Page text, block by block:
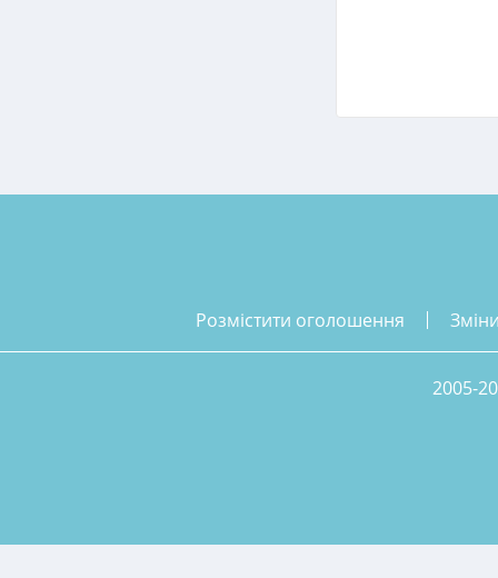
розмістити оголошення
2005-